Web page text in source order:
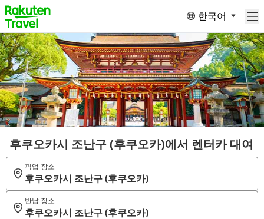
한국어
후쿠오카시 조난구 (후쿠오카)에서 렌터카 대여
픽업 장소
후쿠오카시 조난구 (후쿠오카)
반납 장소
후쿠오카시 조난구 (후쿠오카)